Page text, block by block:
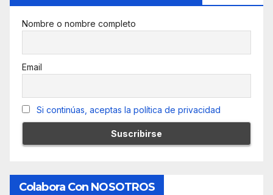
Nombre o nombre completo
Email
Si continúas, aceptas la política de privacidad
Colabora Con NOSOTROS